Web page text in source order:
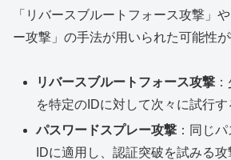
「リバースブルートフォース攻撃」
ー攻撃」の手法が用いられた可能性が
リバースブルートフォース攻撃
を特定のIDに対して次々に試行す
パスワードスプレー攻撃 ：同じ
IDに適用し、認証突破を試みる攻